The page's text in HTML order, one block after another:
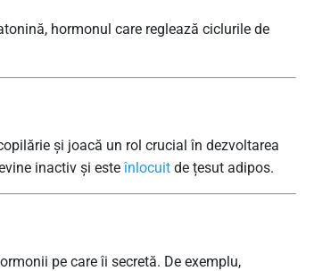
hormonul care reglează ciclurile de
și joacă un rol crucial în dezvoltarea
inactiv și esteînlocuit de țesut adipos.
pe care îi secretă. De exemplu,